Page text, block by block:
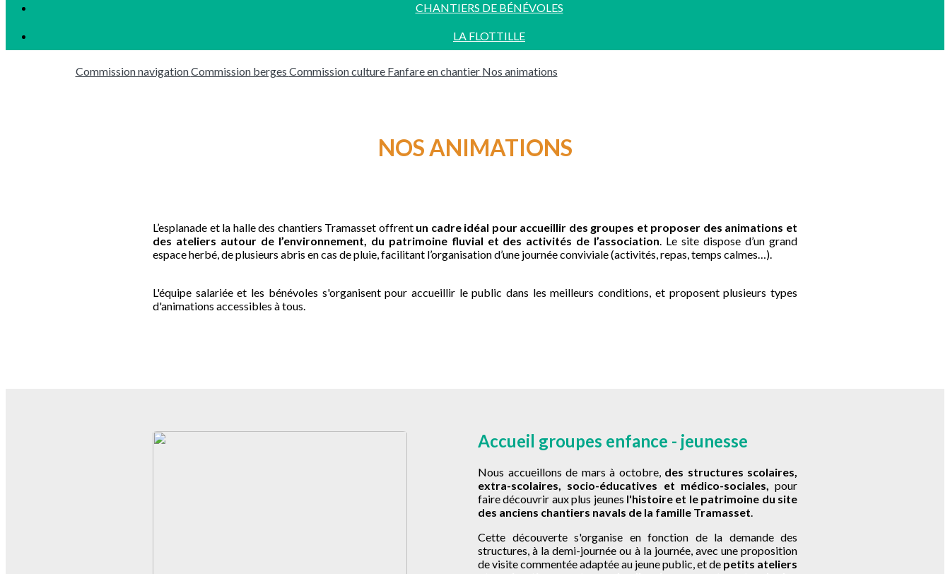
CHANTIERS DE BÉNÉVOLES
LA FLOTTILLE
Commission navigationCommission berges Commission culture Fanfare en chantier Nos animations
NOS ANIMATIONS
L’esplanade et la halle des chantiers Tramasset offrent un cadre idéal pour accueillir des groupes et proposer des animations et
des ateliers autour de l’environnement, du patrimoine fluvial et des activités de l’association. Le site dispose d’un grand
espace herbé, de plusieurs abris en cas de pluie, facilitant l’organisation d’une journée conviviale (activités, repas, temps calmes…).
L'équipe salariée et les bénévoles s'organisent pour accueillir le public dans les meilleurs conditions, et proposent plusieurs types
d'animations accessibles à tous.
Accueil groupes enfance - jeunesse
Nous accueillons de mars à octobre, des structures scolaires,
extra-scolaires, socio-éducatives et médico-sociales, pour
faire découvrir aux plus jeunes l'histoire et le patrimoine du site
des anciens chantiers navals de la famille Tramasset.
Cette découverte s'organise en fonction de la demande des
structures, à la demi-journée ou à la journée, avec une proposition
de visite commentée adaptée au jeune public, et de petits ateliers